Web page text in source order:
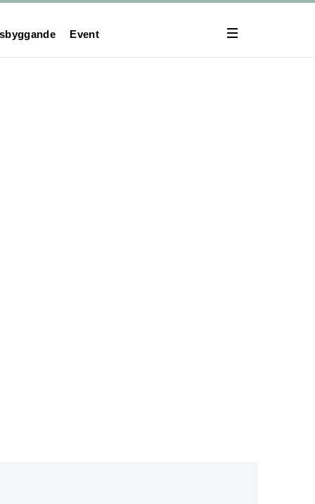
Event